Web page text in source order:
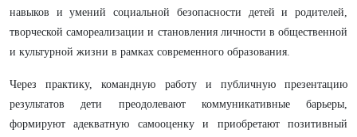
навыков и умений социальной безопасности детей и родителей,
творческой самореализации и становления личности в общественной
и культурной жизни в рамках современного образования.
Через практику, командную работу и публичную презентацию
результатов дети преодолевают коммуникативные барьеры,
формируют адекватную самооценку и приобретают позитивный